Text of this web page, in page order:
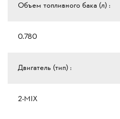
Объем топливного бака (л) :
0.780
Двигатель (тип) :
2-MIX